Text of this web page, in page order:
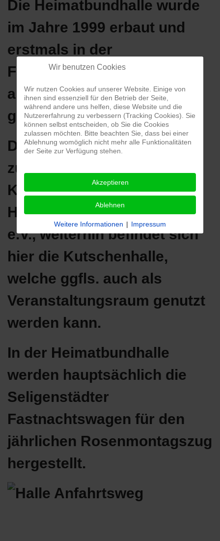
Die Heimatbundhalle wurde
im Jahre 1999 erbaut und
erstmals in der
Fastnachtskampagne 2000
als Wagenbauerhalle
genutzt.
Die Heimatbundhalle dient
zur Unterbringung des
Kostümfundus des
Heimatbund Seligenstadt
e.V., weiterhin befindet sich
hier die Kutschenhalle,
welche ggfls. auch als
Veranstaltungsraum genutzt
werden kann.
In der Heimatbundhalle
werden hauptsächlich die
Seligenstädter
Fastnachtswagen für den
jährlichen Rosenmontagszug
hergestellt.
Wir benutzen Cookies
Wir nutzen Cookies auf unserer Website. Einige von
ihnen sind essenziell für den Betrieb der Seite,
während andere uns helfen, diese Website und die
Nutzererfahrung zu verbessern (Tracking Cookies). Sie
können selbst entscheiden, ob Sie die Cookies
zulassen möchten. Bitte beachten Sie, dass bei einer
Ablehnung womöglich nicht mehr alle Funktionalitäten
der Seite zur Verfügung stehen.
Akzeptieren
Ablehnen
Weitere Informationen | Impressum